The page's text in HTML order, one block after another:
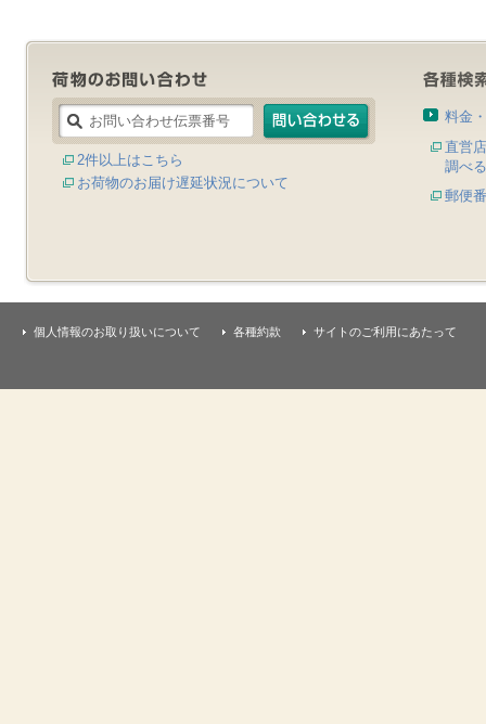
2件以上はこちら
お荷物のお届け遅延状況について
料金
直営
調べる
郵便
個人情報のお取り扱いについて 各種約款 サイトのご利用にあたって